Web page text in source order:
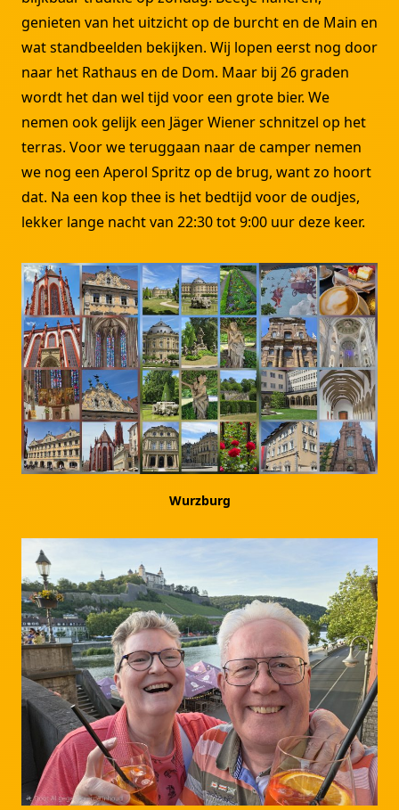
genieten van het uitzicht op de burcht en de Main en
wat standbeelden bekijken. Wij lopen eerst nog door
naar het Rathaus en de Dom. Maar bij 26 graden
wordt het dan wel tijd voor een grote bier. We
nemen ook gelijk een Jäger Wiener schnitzel op het
terras. Voor we teruggaan naar de camper nemen
we nog een Aperol Spritz op de brug, want zo hoort
dat. Na een kop thee is het bedtijd voor de oudjes,
lekker lange nacht van 22:30 tot 9:00 uur deze keer.
Wurzburg